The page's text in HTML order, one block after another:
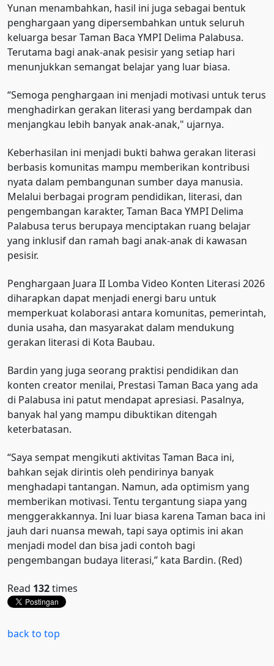
Yunan menambahkan, hasil ini juga sebagai bentuk
penghargaan yang dipersembahkan untuk seluruh
keluarga besar Taman Baca YMPI Delima Palabusa.
Terutama bagi anak-anak pesisir yang setiap hari
menunjukkan semangat belajar yang luar biasa.
“Semoga penghargaan ini menjadi motivasi untuk terus
menghadirkan gerakan literasi yang berdampak dan
menjangkau lebih banyak anak-anak," ujarnya.
Keberhasilan ini menjadi bukti bahwa gerakan literasi
berbasis komunitas mampu memberikan kontribusi
nyata dalam pembangunan sumber daya manusia.
Melalui berbagai program pendidikan, literasi, dan
pengembangan karakter, Taman Baca YMPI Delima
Palabusa terus berupaya menciptakan ruang belajar
yang inklusif dan ramah bagi anak-anak di kawasan
pesisir.
Penghargaan Juara II Lomba Video Konten Literasi 2026
diharapkan dapat menjadi energi baru untuk
memperkuat kolaborasi antara komunitas, pemerintah,
dunia usaha, dan masyarakat dalam mendukung
gerakan literasi di Kota Baubau.
Bardin yang juga seorang praktisi pendidikan dan
konten creator menilai, Prestasi Taman Baca yang ada
di Palabusa ini patut mendapat apresiasi. Pasalnya,
banyak hal yang mampu dibuktikan ditengah
keterbatasan.
“Saya sempat mengikuti aktivitas Taman Baca ini,
bahkan sejak dirintis oleh pendirinya banyak
menghadapi tantangan. Namun, ada optimism yang
memberikan motivasi. Tentu tergantung siapa yang
menggerakkannya. Ini luar biasa karena Taman baca ini
jauh dari nuansa mewah, tapi saya optimis ini akan
menjadi model dan bisa jadi contoh bagi
pengembangan budaya literasi,” kata Bardin. (Red)
Read 132times
back to top